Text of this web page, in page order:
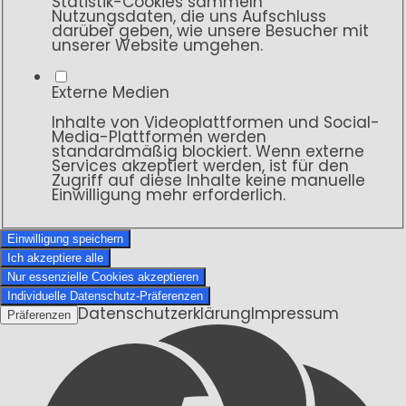
Nutzungsdaten, die uns Aufschluss
darüber geben, wie unsere Besucher mit
unserer Website umgehen.
Externe Medien
Inhalte von Videoplattformen und Social-
Media-Plattformen werden
standardmäßig blockiert. Wenn externe
Services akzeptiert werden, ist für den
Zugriff auf diese Inhalte keine manuelle
Einwilligung mehr erforderlich.
Einwilligung speichern
Ich akzeptiere alle
Nur essenzielle Cookies akzeptieren
Individuelle Datenschutz-Präferenzen
Präferenzen DatenschutzerklärungImpressum